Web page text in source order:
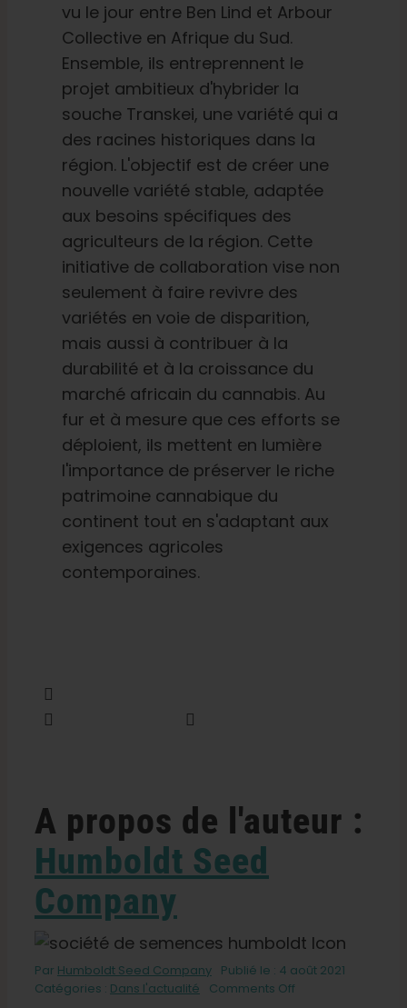
vu le jour entre Ben Lind et Arbour
Collective en Afrique du Sud.
Ensemble, ils entreprennent le
projet ambitieux d'hybrider la
souche Transkei, une variété qui a
des racines historiques dans la
région. L'objectif est de créer une
nouvelle variété stable, adaptée
aux besoins spécifiques des
agriculteurs de la région. Cette
initiative de collaboration vise non
seulement à faire revivre des
variétés en voie de disparition,
mais aussi à contribuer à la
durabilité et à la croissance du
marché africain du cannabis. Au
fur et à mesure que ces efforts se
déploient, ils mettent en lumière
l'importance de préserver le riche
patrimoine cannabique du
continent tout en s'adaptant aux
exigences agricoles
contemporaines.
A propos de l'auteur :
Humboldt Seed
Company
Par Humboldt Seed Company Publié le : 4 août 2021
Catégories : Dans l'actualité Comments Offon